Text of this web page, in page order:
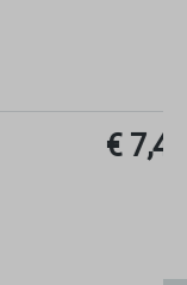
€ 7,49